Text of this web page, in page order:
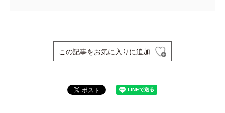
この記事をお気に入りに追加